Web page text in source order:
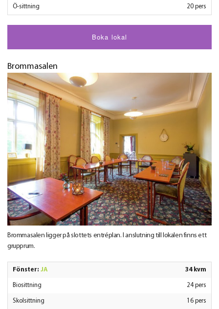
Ö-sittning 20 pers
Boka lokal
Brommasalen
Brommasalen ligger på slottets entréplan. I anslutning till lokalen finns ett
grupprum.
Fönster: JA 34 kvm
Biosittning 24 pers
Skolsittning 16 pers